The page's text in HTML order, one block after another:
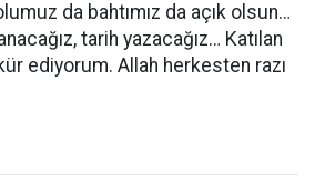
da bahtımız da açık olsun…
tarih yazacağız… Katılan
ediyorum. Allah herkesten razı